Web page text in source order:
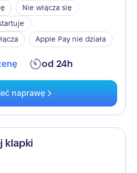
Nie włącza się
Apple Pay nie działa
od 24h
naprawę
klapki